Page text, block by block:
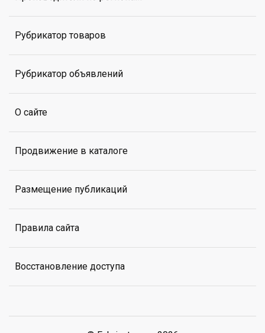
Рубрикатор товаров
Рубрикатор объявлений
О сайте
Продвижение в каталоге
Размещение публикаций
Правила сайта
Восстановление доступа